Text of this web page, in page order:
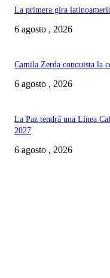
La primera gira
6 agosto , 2026
Camila Zerda conquista la
6 agosto , 2026
La Paz tendrá una Línea
2027
6 agosto , 2026